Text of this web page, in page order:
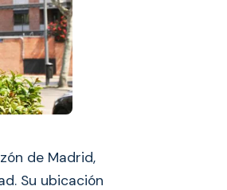
de Madrid,
Su ubicación